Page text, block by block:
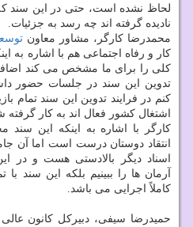
لحاظ نشده است، حتی در این سند كه
نادیده گرفته اند چه رسد به جزئیات.
محمدرضا كارگر، مشاور معاون
كار و رفاه اجتماعی هم با اشاره به
كلی را برای ما مشخص می كند
تدوین این سند در جلسات حضور
كنم در فرایند تدوین این سند تمام
اشتغال كشور فعال اند به كار گرفته
كارگر با اشاره به اینكه این
انتقاد دوستان درست است اما آن
اسناد دیگر بالادستی هست و در
آرمان ها را ببینیم بلكه این سند
كاملاً اجرایی می باشد.
حمیدرضا سیفی، دبیركل كانون